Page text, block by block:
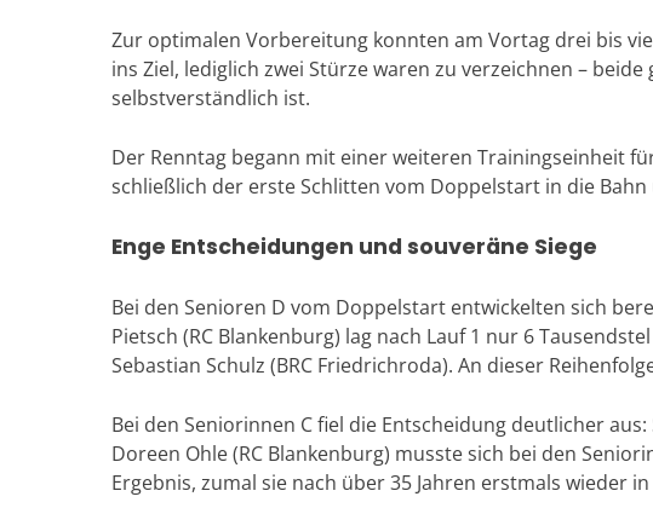
Zur optimalen Vorbereitung konnten am Vortag drei bis
ins Ziel, lediglich zwei Stürze waren zu verzeichnen –
selbstverständlich ist.
Der Renntag begann mit einer weiteren Trainingseinheit
schließlich der erste Schlitten vom Doppelstart in die
Enge Entscheidungen und souveräne Siege
Bei den Senioren D vom Doppelstart entwickelten sich
Pietsch (RC Blankenburg) lag nach Lauf 1 nur 6
Sebastian Schulz (BRC Friedrichroda). An dieser
Bei den Seniorinnen C fiel die Entscheidung deutlicher
Doreen Ohle (RC Blankenburg) musste sich bei den
Ergebnis, zumal sie nach über 35 Jahren erstmals wieder